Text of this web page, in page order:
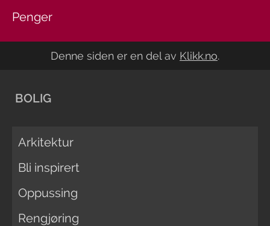
Penger
Denne siden er en del av Klikk.no.
BOLIG
Arkitektur
Bli inspirert
Oppussing
Rengjøring